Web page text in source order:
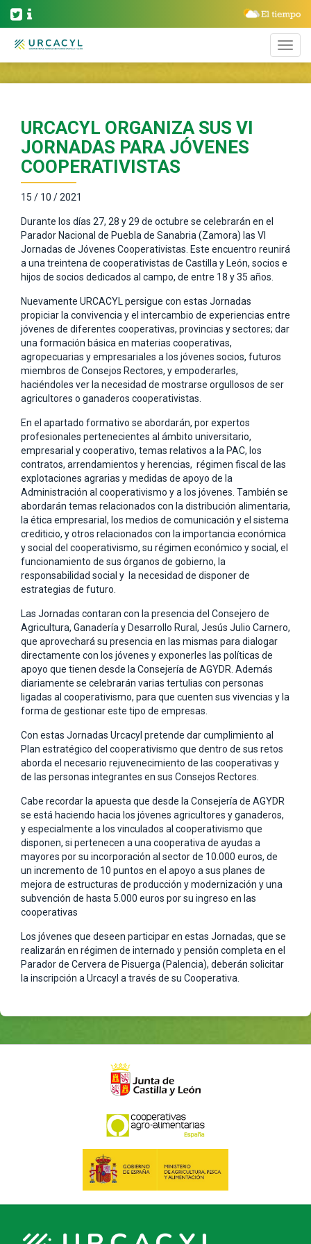
URCACYL ORGANIZA SUS VI
JORNADAS PARA JÓVENES
COOPERATIVISTAS
15 / 10 / 2021
Durante los días 27, 28 y 29 de octubre se celebrarán en el
Parador Nacional de Puebla de Sanabria (Zamora) las VI
Jornadas de Jóvenes Cooperativistas. Este encuentro reunirá
a una treintena de cooperativistas de Castilla y León, socios e
hijos de socios dedicados al campo, de entre 18 y 35 años.
Nuevamente URCACYL persigue con estas Jornadas
propiciar la convivencia y el intercambio de experiencias entre
jóvenes de diferentes cooperativas, provincias y sectores; dar
una formación básica en materias cooperativas,
agropecuarias y empresariales a los jóvenes socios, futuros
miembros de Consejos Rectores, y empoderarles,
haciéndoles ver la necesidad de mostrarse orgullosos de ser
agricultores o ganaderos cooperativistas.
En el apartado formativo se abordarán, por expertos
profesionales pertenecientes al ámbito universitario,
empresarial y cooperativo, temas relativos a la PAC, los
contratos, arrendamientos y herencias, régimen fiscal de las
explotaciones agrarias y medidas de apoyo de la
Administración al cooperativismo y a los jóvenes. También se
abordarán temas relacionados con la distribución alimentaria,
la ética empresarial, los medios de comunicación y el sistema
crediticio, y otros relacionados con la importancia económica
y social del cooperativismo, su régimen económico y social, el
funcionamiento de sus órganos de gobierno, la
responsabilidad social y la necesidad de disponer de
estrategias de futuro.
Las Jornadas contaran con la presencia del Consejero de
Agricultura, Ganadería y Desarrollo Rural, Jesús Julio Carnero,
que aprovechará su presencia en las mismas para dialogar
directamente con los jóvenes y exponerles las políticas de
apoyo que tienen desde la Consejería de AGYDR. Además
diariamente se celebrarán varias tertulias con personas
ligadas al cooperativismo, para que cuenten sus vivencias y la
forma de gestionar este tipo de empresas.
Con estas Jornadas Urcacyl pretende dar cumplimiento al
Plan estratégico del cooperativismo que dentro de sus retos
aborda el necesario rejuvenecimiento de las cooperativas y
de las personas integrantes en sus Consejos Rectores.
Cabe recordar la apuesta que desde la Consejería de AGYDR
se está haciendo hacia los jóvenes agricultores y ganaderos,
y especialmente a los vinculados al cooperativismo que
disponen, si pertenecen a una cooperativa de ayudas a
mayores por su incorporación al sector de 10.000 euros, de
un incremento de 10 puntos en el apoyo a sus planes de
mejora de estructuras de producción y modernización y una
subvención de hasta 5.000 euros por su ingreso en las
cooperativas
Los jóvenes que deseen participar en estas Jornadas, que se
realizarán en régimen de internado y pensión completa en el
Parador de Cervera de Pisuerga (Palencia), deberán solicitar
la inscripción a Urcacyl a través de su Cooperativa.